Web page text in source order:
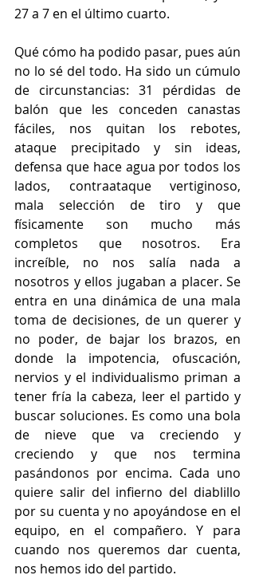
27 a 7 en el último cuarto.
Qué cómo ha podido pasar, pues aún
no lo sé del todo. Ha sido un cúmulo
de circunstancias: 31 pérdidas de
balón que les conceden canastas
fáciles, nos quitan los rebotes,
ataque precipitado y sin ideas,
defensa que hace agua por todos los
lados, contraataque vertiginoso,
mala selección de tiro y que
físicamente son mucho más
completos que nosotros. Era
increíble, no nos salía nada a
nosotros y ellos jugaban a placer. Se
entra en una dinámica de una mala
toma de decisiones, de un querer y
no poder, de bajar los brazos, en
donde la impotencia, ofuscación,
nervios y el individualismo priman a
tener fría la cabeza, leer el partido y
buscar soluciones. Es como una bola
de nieve que va creciendo y
creciendo y que nos termina
pasándonos por encima. Cada uno
quiere salir del infierno del diablillo
por su cuenta y no apoyándose en el
equipo, en el compañero. Y para
cuando nos queremos dar cuenta,
nos hemos ido del partido.